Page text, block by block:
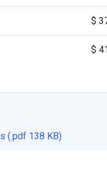
$
$
(.pdf 138 KB)